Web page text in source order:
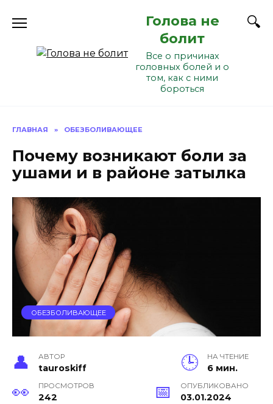
Голова не
болит
Все о причинах
головных болей и о
том, как с ними
бороться
ГЛАВНАЯ » ОБЕЗБОЛИВАЮЩЕЕ
Почему возникают боли за
ушами и в районе затылка
ОБЕЗБОЛИВАЮЩЕЕ
АВТОР
tauroskiff
НА ЧТЕНИЕ
6 мин.
ПРОСМОТРОВ
242
ОПУБЛИКОВАНО
03.01.2024